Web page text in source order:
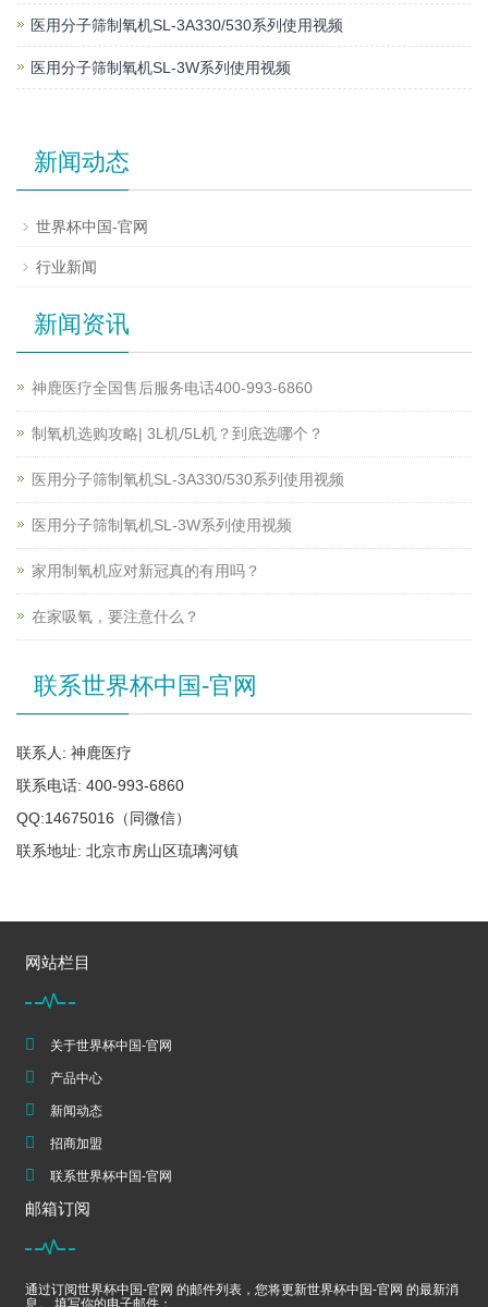
医用分子筛制氧机SL-3A330/530系列使用视频
医用分子筛制氧机SL-3W系列使用视频
新闻动态
世界杯中国-官网
行业新闻
新闻资讯
神鹿医疗全国售后服务电话400-993-6860
制氧机选购攻略| 3L机/5L机？到底选哪个？
医用分子筛制氧机SL-3A330/530系列使用视频
医用分子筛制氧机SL-3W系列使用视频
家用制氧机应对新冠真的有用吗？
在家吸氧，要注意什么？
联系世界杯中国-官网
联系人: 神鹿医疗
联系电话: 400-993-6860
QQ:14675016（同微信）
联系地址: 北京市房山区琉璃河镇
网站栏目
关于世界杯中国-官网
产品中心
新闻动态
招商加盟
联系世界杯中国-官网
邮箱订阅
通过订阅世界杯中国-官网 的邮件列表，您将更新世界杯中国-官网 的最新消